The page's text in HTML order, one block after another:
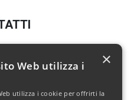
Web utilizza i
utilizza i cookie per offrirti la
×